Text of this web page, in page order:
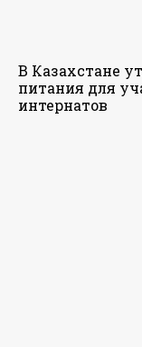
В Казахстане
питания для
интернатов